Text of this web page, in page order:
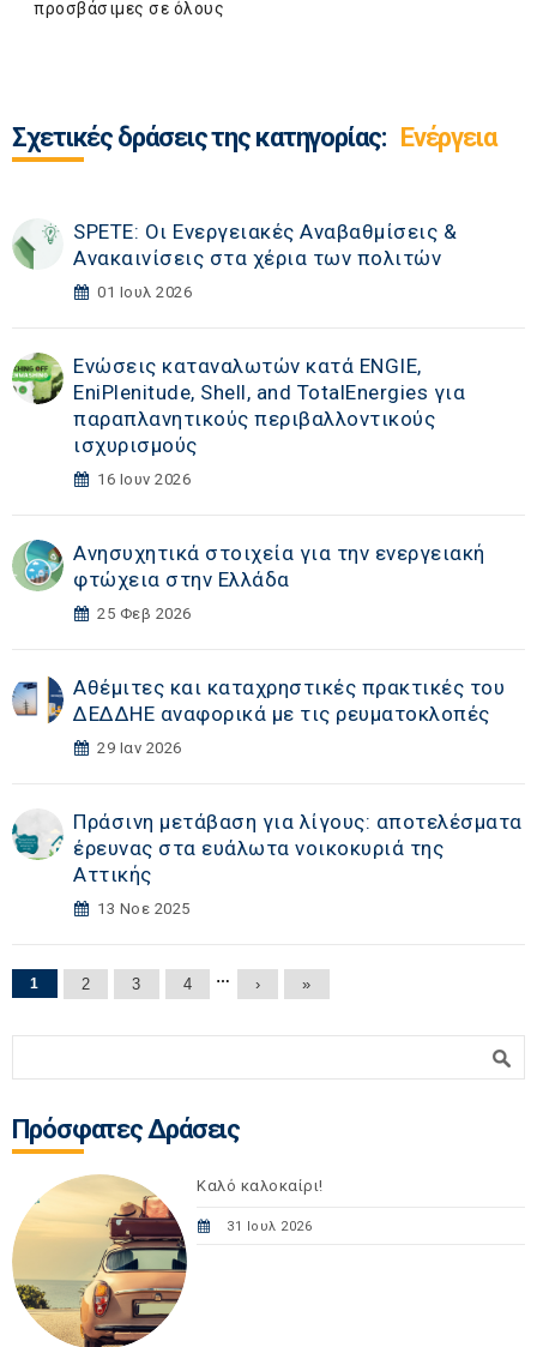
προσβάσιμες σε όλους
Σχετικές δράσεις της κατηγορίας: Ενέργεια
SPETE: Οι Ενεργειακές Αναβαθμίσεις &
Ανακαινίσεις στα χέρια των πολιτών
01 Ιουλ 2026
Ενώσεις καταναλωτών κατά ENGIE,
EniPlenitude, Shell, and TotalEnergies για
παραπλανητικούς περιβαλλοντικούς
ισχυρισμούς
16 Ιουν 2026
Ανησυχητικά στοιχεία για την ενεργειακή
φτώχεια στην Ελλάδα
25 Φεβ 2026
Αθέμιτες και καταχρηστικές πρακτικές του
ΔΕΔΔΗΕ αναφορικά με τις ρευματοκλοπές
29 Ιαν 2026
Πράσινη μετάβαση για λίγους: αποτελέσματα
έρευνας στα ευάλωτα νοικοκυριά της
Αττικής
13 Νοε 2025
Σελίδες
1 2 3 4 … › »
Πρόσφατες Δράσεις
Καλό καλοκαίρι!
31 Ιουλ 2026